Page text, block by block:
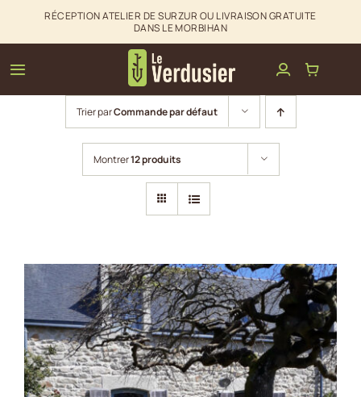
RÉCEPTION ATELIER DE SURZUR OU LIVRAISON GRATUITE
DANS LE MORBIHAN
Toggle
Navigation
Clôtures & palissades
Aménagements extérieurs
La boutique du Verdusier
Infos & Contact
Trier parCommande par défaut
Montrer12 produits